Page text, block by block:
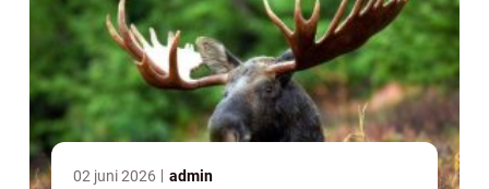
02 juni 2026 admin